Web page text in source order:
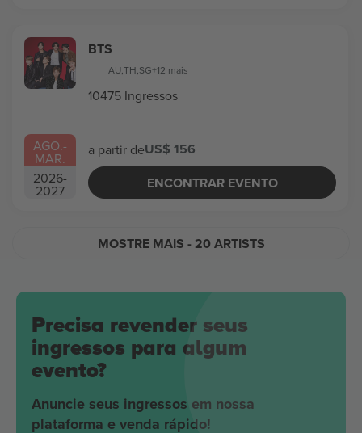
AGO.-
MAR.
2026-
2027
BTS
AU,TH,SG+12 mais
10475 Ingressos
a partir deUS$ 156
ENCONTRAR EVENTO
MOSTRE MAIS - 20 ARTISTS
Precisa revender seus
ingressos para algum
evento?
Anuncie seus ingressos em nossa
plataforma e venda rápido!